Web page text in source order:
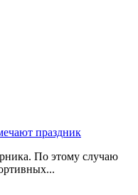
праздник
По этому случаю